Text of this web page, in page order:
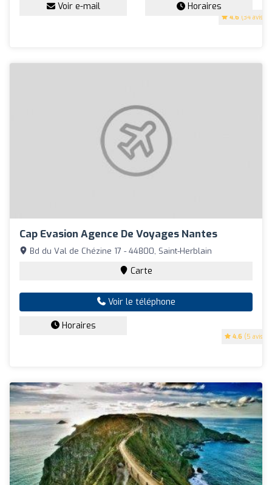
4.6 (34 avis)
Voir e-mail Horaires
Cap Evasion Agence De Voyages Nantes
4.6 (5 avis)
Bd du Val de Chézine 17 - 44800, Saint-Herblain
Carte
Voir le téléphone
Horaires